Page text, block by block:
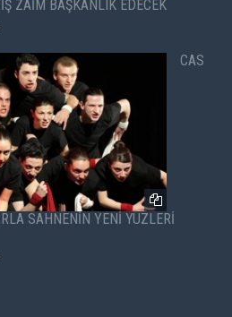
ZAİM BAŞKANLIK EDECEK
CAS
SAHNENİN YENİ YÜZLERİ